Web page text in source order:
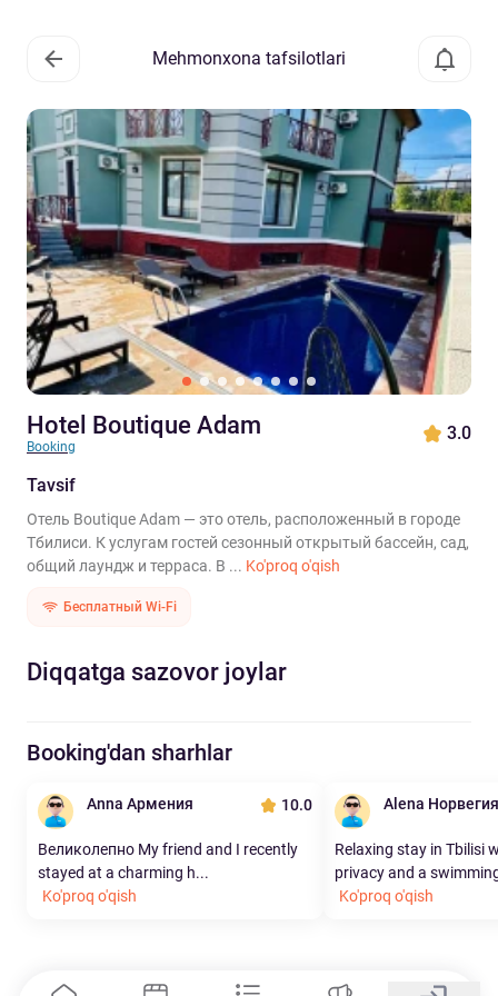
Mehmonxona tafsilotlari
Hotel Boutique Adam
Booking
3.0
Tavsif
Отель Boutique Adam — это отель, расположенный в городе
Тбилиси. К услугам гостей сезонный открытый бассейн, сад,
общий лаундж и терраса. В ... Ko'proq o'qish
Бесплатный Wi-Fi
Diqqatga sazovor joylar
Booking'dan sharhlar
Anna Армения 10.0
Великолепно My friend and I recently
stayed at a charming h...
Ko'proq o'qish
Alena Норвегия
Relaxing stay in Tbilisi
privacy and a
Ko'proq o'qish